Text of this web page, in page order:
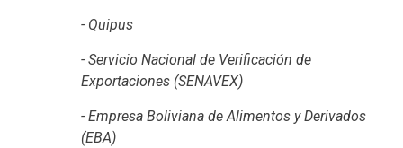
- Quipus
- Servicio Nacional de Verificación de
Exportaciones (SENAVEX)
- Empresa Boliviana de Alimentos y Derivados
(EBA)